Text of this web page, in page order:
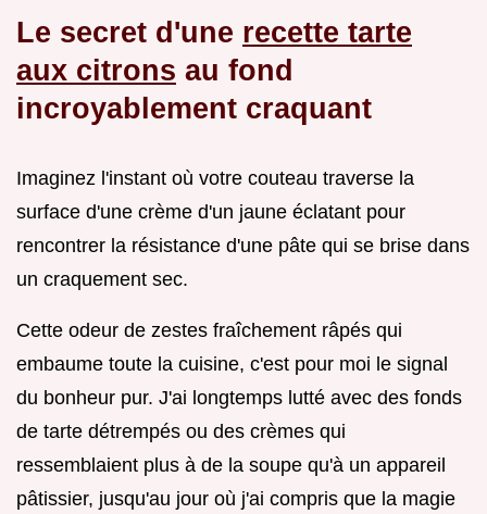
Le secret d'une recette tarte
aux citrons au fond
incroyablement craquant
Imaginez l'instant où votre couteau traverse la
surface d'une crème d'un jaune éclatant pour
rencontrer la résistance d'une pâte qui se brise dans
un craquement sec.
Cette odeur de zestes fraîchement râpés qui
embaume toute la cuisine, c'est pour moi le signal
du bonheur pur. J'ai longtemps lutté avec des fonds
de tarte détrempés ou des crèmes qui
ressemblaient plus à de la soupe qu'à un appareil
pâtissier, jusqu'au jour où j'ai compris que la magie